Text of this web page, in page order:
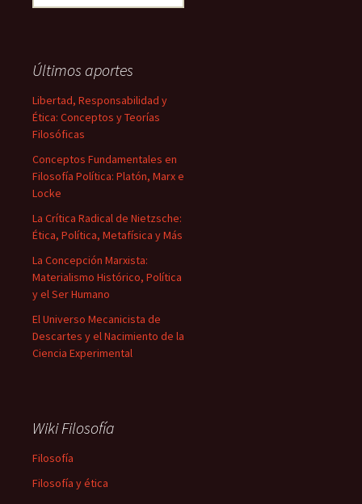
Últimos aportes
Libertad, Responsabilidad y
Ética: Conceptos y Teorías
Filosóficas
Conceptos Fundamentales en
Filosofía Política: Platón, Marx e
Locke
La Crítica Radical de Nietzsche:
Ética, Política, Metafísica y Más
La Concepción Marxista:
Materialismo Histórico, Política
y el Ser Humano
El Universo Mecanicista de
Descartes y el Nacimiento de la
Ciencia Experimental
Wiki Filosofía
Filosofía
Filosofía y ética